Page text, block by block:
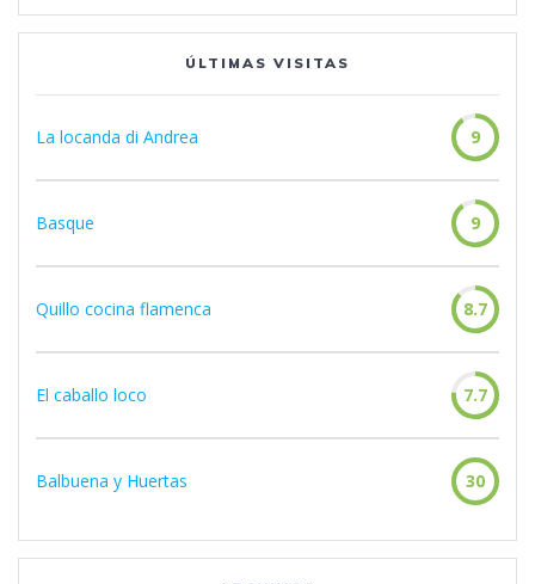
ÚLTIMAS VISITAS
La locanda di Andrea 9
Basque 9
Quillo cocina flamenca 8.7
El caballo loco 7.7
Balbuena y Huertas 30